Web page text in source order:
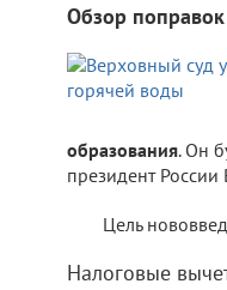
Обзор
образования. Он
президент
Цель
Налоговые